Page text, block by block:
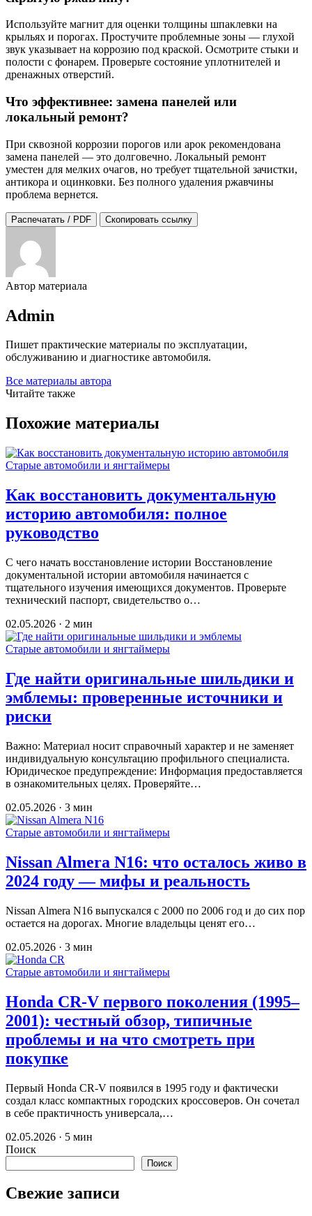
Используйте магнит для оценки толщины шпаклевки на
крыльях и порогах. Простучите проблемные зоны — глухой
звук указывает на коррозию под краской. Осмотрите стыки и
полости с фонарем. Проверьте состояние уплотнителей и
дренажных отверстий.
Что эффективнее: замена панелей или
локальный ремонт?
При сквозной коррозии порогов или арок рекомендована
замена панелей — это долговечно. Локальный ремонт
уместен для мелких очагов, но требует тщательной зачистки,
антикора и оцинковки. Без полного удаления ржавчины
проблема вернется.
Распечатать / PDF Скопировать ссылку
Автор материала
Admin
Пишет практические материалы по эксплуатации,
обслуживанию и диагностике автомобиля.
Все материалы автора
Читайте также
Похожие материалы
Старые автомобили и янгтаймеры
Как восстановить документальную
историю автомобиля: полное
руководство
С чего начать восстановление истории Восстановление
документальной истории автомобиля начинается с
тщательного изучения имеющихся документов. Проверьте
технический паспорт, свидетельство о…
02.05.2026 · 2 мин
Старые автомобили и янгтаймеры
Где найти оригинальные шильдики и
эмблемы: проверенные источники и
риски
Важно: Материал носит справочный характер и не заменяет
индивидуальную консультацию профильного специалиста.
Юридическое предупреждение: Информация предоставляется
в ознакомительных целях. Проверяйте…
02.05.2026 · 3 мин
Старые автомобили и янгтаймеры
Nissan Almera N16: что осталось живо в
2024 году — мифы и реальность
Nissan Almera N16 выпускался с 2000 по 2006 год и до сих пор
остается на дорогах. Многие владельцы ценят его…
02.05.2026 · 3 мин
Старые автомобили и янгтаймеры
Honda CR-V первого поколения (1995–
2001): честный обзор, типичные
проблемы и на что смотреть при
покупке
Первый Honda CR-V появился в 1995 году и фактически
создал класс компактных городских кроссоверов. Он сочетал
в себе практичность универсала,…
02.05.2026 · 5 мин
Поиск
Поиск
Свежие записи